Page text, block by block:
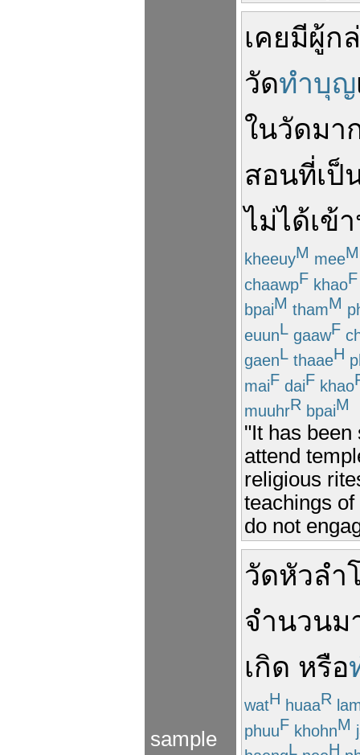
sample
เคยมีผู้ก
วัดทำบุญ
ในวัดมา
สอนที่เป็
ไม่ได้เข้า
kheeuyM meeM
chaawpF khaoF
bpaiM thamM
euunL gaawF
gaenL thaaeH
maiF daiF khao
muuhrR bpaiM
"It has
attend
religious
teachings
do not
วัดหัวลำ
จำนวนม
เกิด หรือ
watH huaaR
phuuF khohnM
L H